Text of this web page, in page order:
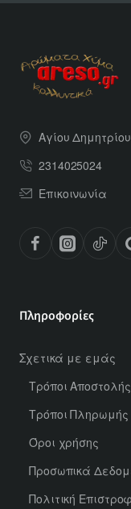
Αγίου
2314025024
Επικοινωνία
Πληροφορίες
Σχετικά με εμάς
Τρόποι Αποστολής
Τρόποι Πληρωμής
Όροι χρήσης
Προσωπικά